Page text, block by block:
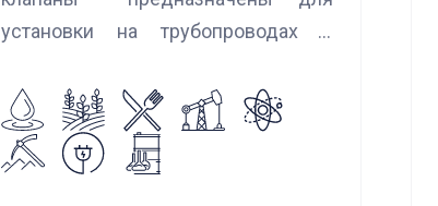
установки на трубопроводах с
потока нейтральных и агрессивных
жидкостей, эмульсий, суспензий и
пропуска их в прямом